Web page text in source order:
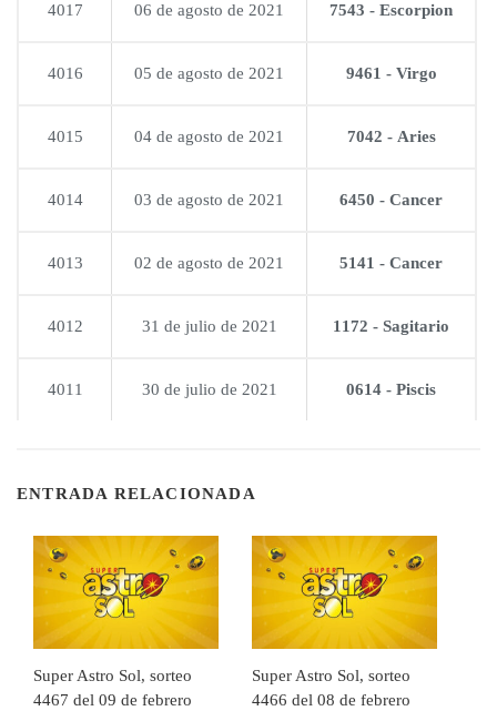
4017 06 de agosto de 2021 7543 - Escorpion
4016 05 de agosto de 2021 9461 - Virgo
4015 04 de agosto de 2021 7042 - Aries
4014 03 de agosto de 2021 6450 - Cancer
4013 02 de agosto de 2021 5141 - Cancer
4012 31 de julio de 2021 1172 - Sagitario
4011 30 de julio de 2021 0614 - Piscis
ENTRADA RELACIONADA
Super Astro Sol, sorteo
4467 del 09 de febrero
Super Astro Sol, sorteo
4466 del 08 de febrero